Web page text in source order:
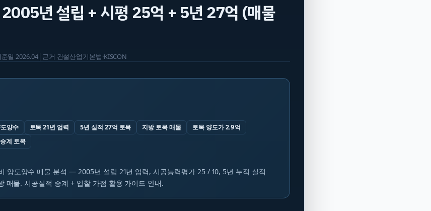
년 설립 + 시평 25억 + 5년 27억 (매물
준일2026.04│ 근거 건설산업기본법·KISCON
양수 토목 21년 업력 5년 실적 27억 토목 지방 토목 매물
토목 양도가 2.9억
계 토목
양도양수 매물 분석 — 2005년 설립 21년 업력, 시공능력평가 25 / 10, 5년 누적 실적
매물. 시공실적 승계 + 입찰 가점 활용 가이드 안내.